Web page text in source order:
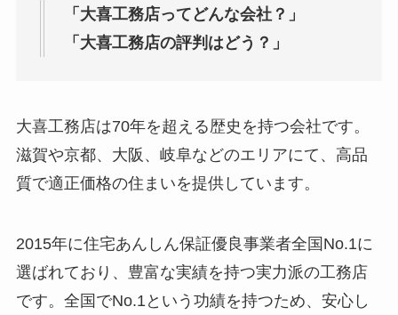
「大喜工務店ってどんな会社？」
「大喜工務店の評判はどう？」
大喜工務店は70年を超える歴史を持つ会社です。
滋賀や京都、大阪、岐阜などのエリアにて、高品
質で適正価格の住まいを提供しています。
2015年に住宅あんしん保証優良事業者全国No.1に
選ばれており、豊富な実績を持つ実力派の工務店
です。全国でNo.1という功績を持つため、安心し